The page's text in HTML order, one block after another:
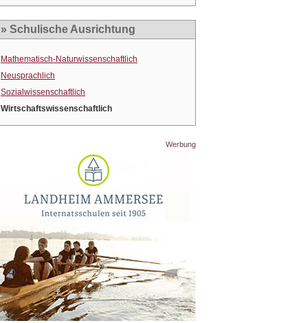
» Schulische Ausrichtung
Mathematisch-Naturwissenschaftlich
Neusprachlich
Sozialwissenschaftlich
Wirtschaftswissenschaftlich
Werbung